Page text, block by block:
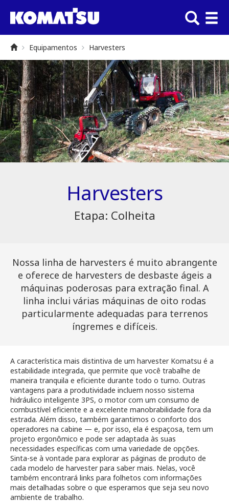
Equipamentos Harvesters
Harvesters
Etapa: Colheita
Nossa linha de harvesters é muito abrangente
e oferece de harvesters de desbaste ágeis a
máquinas poderosas para extração final. A
linha inclui várias máquinas de oito rodas
particularmente adequadas para terrenos
íngremes e difíceis.
A característica mais distintiva de um harvester Komatsu é a
estabilidade integrada, que permite que você trabalhe de
maneira tranquila e eficiente durante todo o turno. Outras
vantagens para a produtividade incluem nosso sistema
hidráulico inteligente 3PS, o motor com um consumo de
combustível eficiente e a excelente manobrabilidade fora da
estrada. Além disso, também garantimos o conforto dos
operadores na cabine — e, por isso, ela é espaçosa, tem um
projeto ergonômico e pode ser adaptada às suas
necessidades específicas com uma variedade de opções.
Sinta-se à vontade para explorar as páginas de produto de
cada modelo de harvester para saber mais. Nelas, você
também encontrará links para folhetos com informações
mais detalhadas sobre o que esperamos que seja seu novo
ambiente de trabalho.